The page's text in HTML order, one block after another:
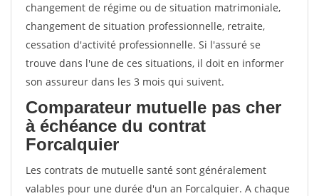
changement de régime ou de situation matrimoniale,
changement de situation professionnelle, retraite,
cessation d'activité professionnelle. Si l'assuré se
trouve dans l'une de ces situations, il doit en informer
son assureur dans les 3 mois qui suivent.
Comparateur mutuelle pas cher
à échéance du contrat
Forcalquier
Les contrats de mutuelle santé sont généralement
valables pour une durée d'un an Forcalquier. A chaque